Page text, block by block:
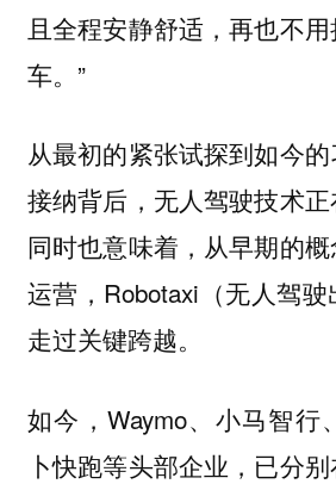
且全程安静舒适，再也不
车。”
从最初的紧张试探到如今
接纳背后，无人驾驶技术
同时也意味着，从早期的
运营，Robotaxi（无人驾
走过关键跨越。
如今，Waymo、小马智行
卜快跑等头部企业，已分